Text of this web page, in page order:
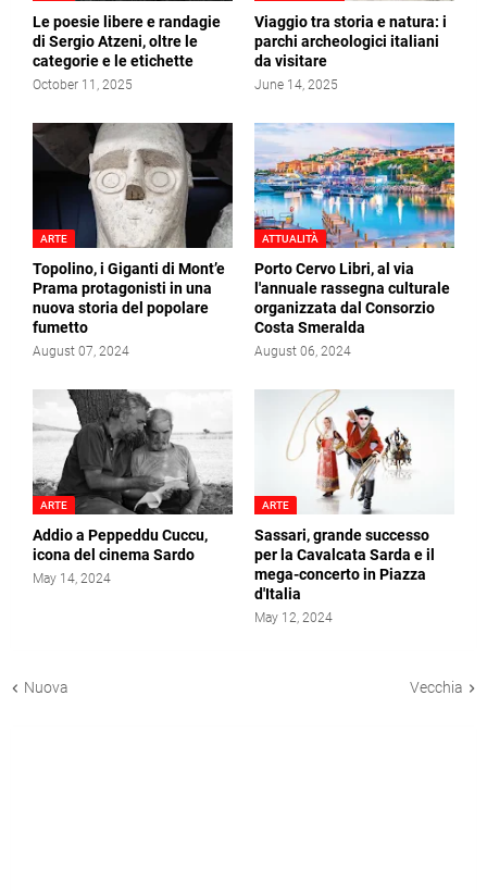
Le poesie libere e randagie
di Sergio Atzeni, oltre le
categorie e le etichette
October 11, 2025
Viaggio tra storia e natura: i
parchi archeologici italiani
da visitare
June 14, 2025
ARTE
Topolino, i Giganti di Mont’e
Prama protagonisti in una
nuova storia del popolare
fumetto
August 07, 2024
ATTUALITÀ
Porto Cervo Libri, al via
l'annuale rassegna culturale
organizzata dal Consorzio
Costa Smeralda
August 06, 2024
ARTE
Addio a Peppeddu Cuccu,
icona del cinema Sardo
May 14, 2024
ARTE
Sassari, grande successo
per la Cavalcata Sarda e il
mega-concerto in Piazza
d'Italia
May 12, 2024
Nuova Vecchia